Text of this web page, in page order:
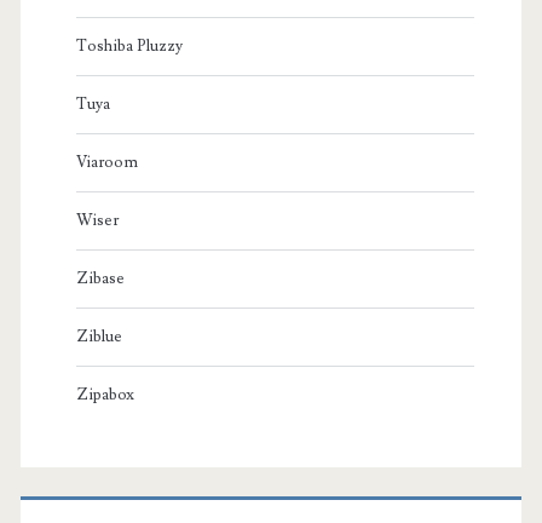
Toshiba Pluzzy
Tuya
Viaroom
Wiser
Zibase
Ziblue
Zipabox